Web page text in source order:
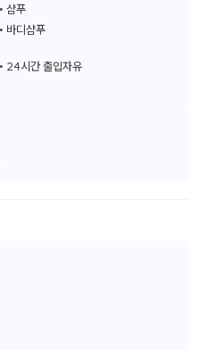
샴푸
바디샴푸
24시간 출입자유